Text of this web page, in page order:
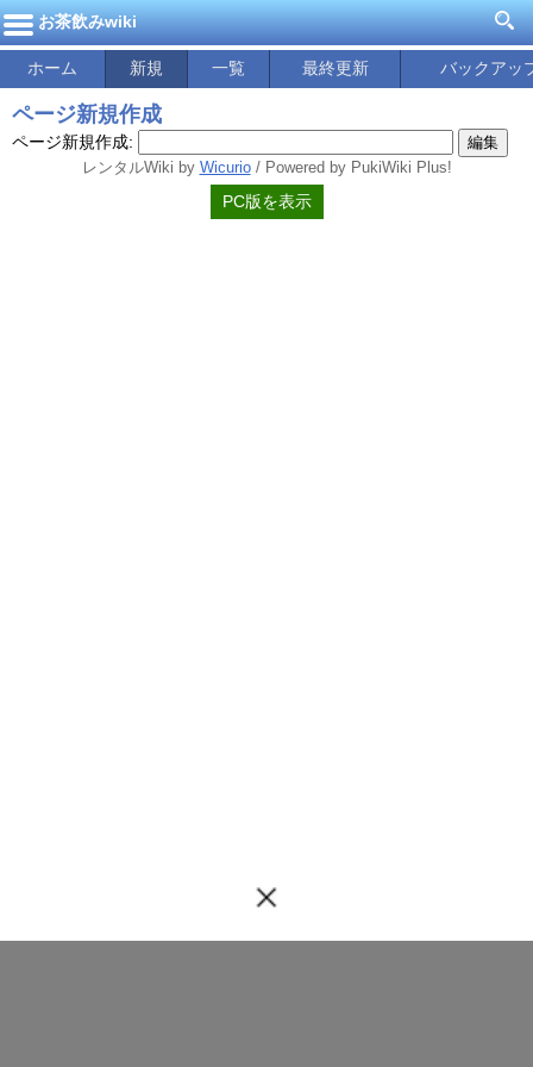
お茶飲みwiki
ホーム 新規 一覧 最終更新 バックアッ
ページ新規作成
ページ新規作成:
レンタルWiki by Wicurio/ Powered by PukiWiki Plus!
PC版を表示